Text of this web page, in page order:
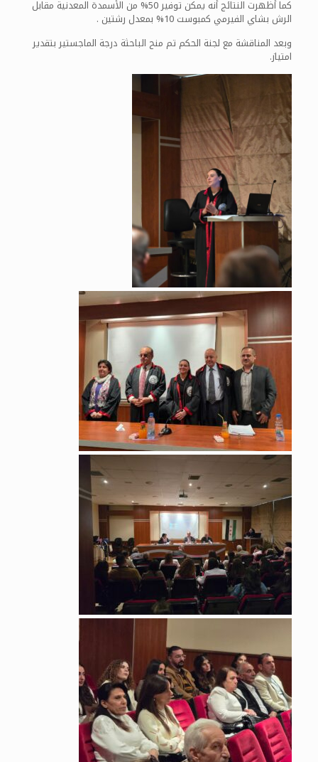
كما أظهرت النتائج أنه يمكن توفير 50% من الأسمدة المعدنية مقابل
الرش بشاي الفيرمي كمبوست 10% بمعدل رشتين .
وبعد المناقشة مع لجنة الحكم تم منح الباحثة درجة الماجستير بتقدير
امتياز.